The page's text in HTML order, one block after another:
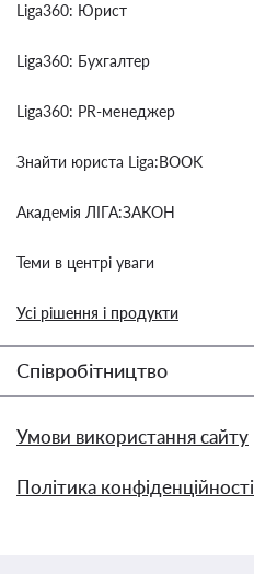
Liga360: Юрист
Liga360: Бухгалтер
Liga360: PR-менеджер
Знайти юриста Liga:BOOK
Академія ЛІГА:ЗАКОН
Теми в центрі уваги
Усі рішення і продукти
Співробітництво
Умови використання сайту
Політика конфіденційності